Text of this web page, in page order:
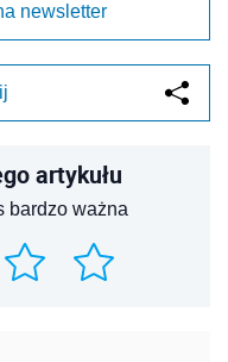
newsletter
artykułu
bardzo ważna